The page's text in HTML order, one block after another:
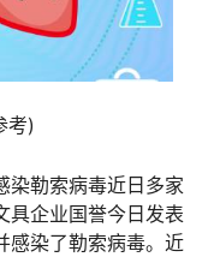
考)
染勒索病毒近日多家
具企业国誉今日发表
感染了勒索病毒。近